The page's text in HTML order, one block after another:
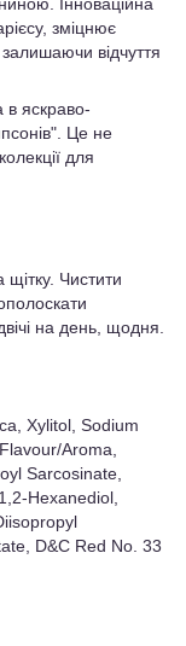
зміцнює
відчуття
в яскраво-
Це не
для
щітку. Чистити
на день, щодня.
Xylitol, Sodium
Aroma,
Sarcosinate,
Hexanediol,
D&C Red No. 33